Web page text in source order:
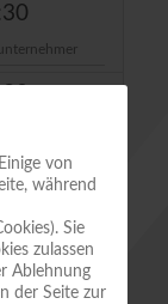
von
während
Sie
zulassen
Ablehnung
der Seite zur